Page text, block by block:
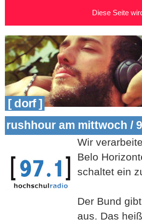
[ dorf ]
rushhour am mittwoch /
Wir
Belo
schaltet ein
Der Bund
aus. Das
Diese Seite